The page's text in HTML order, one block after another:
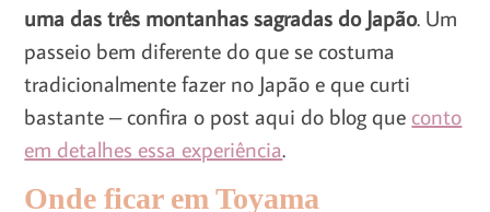
uma das três montanhas sagradas do Japão. Um
passeio bem diferente do que se costuma
tradicionalmente fazer no Japão e que curti
bastante – confira o post aqui do blog que conto
em detalhes essa experiência.
Onde ficar em Toyama